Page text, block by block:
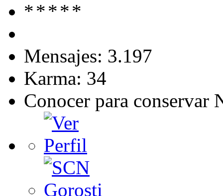
Mensajes: 3.197
Karma: 34
Conocer para conservar